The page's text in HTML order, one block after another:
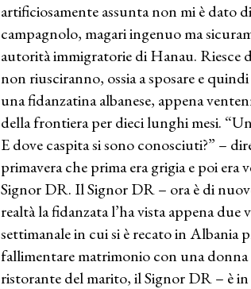
artificiosamente assunta non mi è dato
campagnolo, magari ingenuo ma
autorità immigratorie di Hanau.
non riusciranno, ossia a sposare e
una fidanzatina albanese, appena
della frontiera per dieci lunghi mesi.
E dove caspita si sono conosciuti?” –
primavera che prima era grigia e poi era
Signor DR. Il Signor DR – ora è di
realtà la fidanzata l’ha vista appena
settimanale in cui si è recato in Albania
fallimentare matrimonio con una donna
ristorante del marito, il Signor DR – è in